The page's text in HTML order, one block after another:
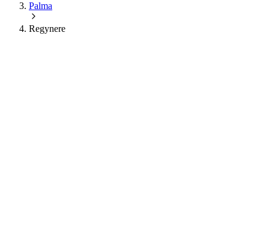
Palma
Regynere